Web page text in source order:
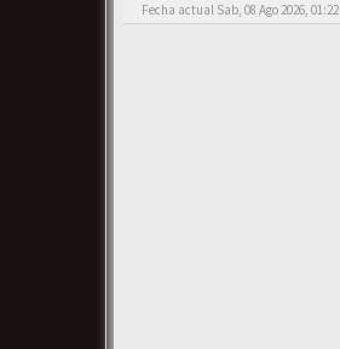
Fecha actual Sab, 08 Ago 2026, 01:22